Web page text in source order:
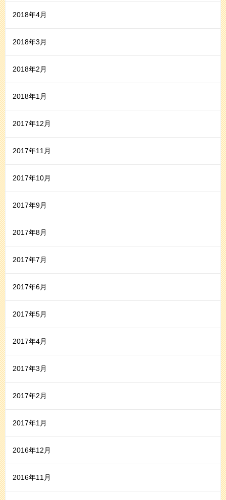
2018年4月
2018年3月
2018年2月
2018年1月
2017年12月
2017年11月
2017年10月
2017年9月
2017年8月
2017年7月
2017年6月
2017年5月
2017年4月
2017年3月
2017年2月
2017年1月
2016年12月
2016年11月